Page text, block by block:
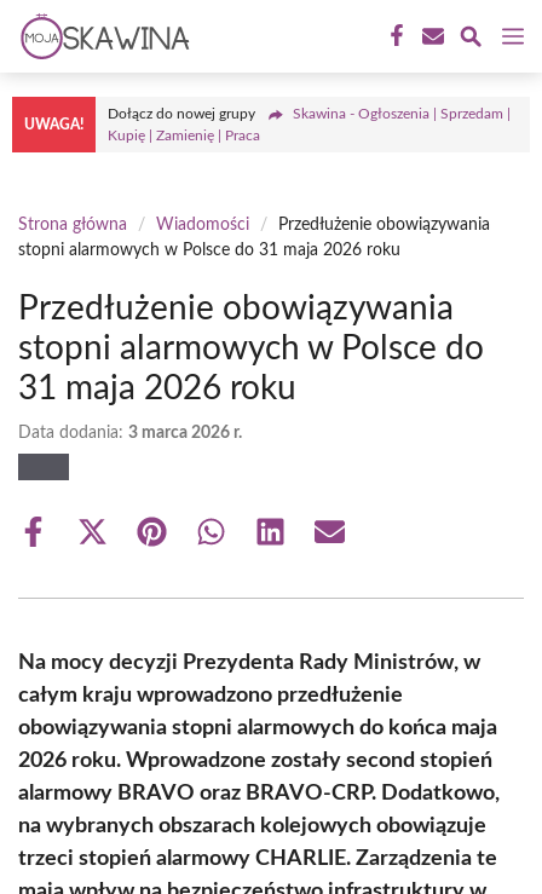
Przejdź
treści
UWAGA!
Dołącz do nowej grupy
Skawina - Ogłoszenia | Sprzedam |
Kupię | Zamienię | Praca
Strona główna / Wiadomości /
Przedłużenie obowiązywania
stopni alarmowych w Polsce do 31 maja 2026 roku
Przedłużenie obowiązywania
stopni alarmowych w Polsce do
31 maja 2026 roku
Data dodania: 3 marca 2026 r.
Share
Share
(Twitter)
Share Share Share Share
Na mocy decyzji Prezydenta Rady Ministrów, w
całym kraju wprowadzono przedłużenie
obowiązywania stopni alarmowych do końca maja
2026 roku. Wprowadzone zostały second stopień
alarmowy BRAVO oraz BRAVO-CRP. Dodatkowo,
na wybranych obszarach kolejowych obowiązuje
trzeci stopień alarmowy CHARLIE. Zarządzenia te